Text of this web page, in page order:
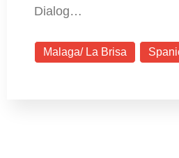
Dialog…
Malaga/ La Brisa